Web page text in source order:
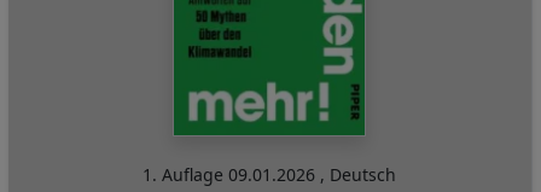
1. Auflage09.01.2026 , Deutsch